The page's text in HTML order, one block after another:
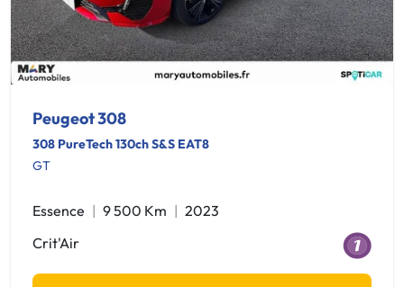
Peugeot 308
308 PureTech 130ch S&S EAT8
GT
Essence 9 500 Km
2023
Crit'Air